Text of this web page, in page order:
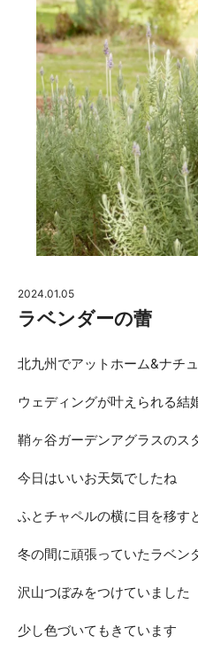
REPORT
ウェディング・レポート
PLAN
ウェディング・プラン
ACCESS
アクセス
093-
平日
（火・水曜定休、
土日
鞘ヶ谷ガーデン
»プライバ
2024.01.05
ラベンダーの蕾
北九州でアットホーム&ナチ
ウェディングが叶えられる結
鞘ヶ谷ガーデンアグラスのス
今日はいいお天気でしたね
ふとチャペルの横に目を移す
冬の間に頑張っていたラベン
沢山つぼみをつけていました
少し色づいてもきています